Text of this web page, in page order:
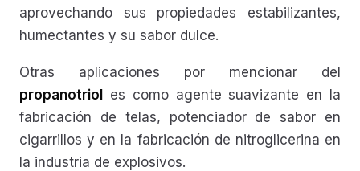
aprovechando sus propiedades estabilizantes,
humectantes y su sabor dulce.
Otras aplicaciones por mencionar del
propanotriol es como agente suavizante en la
fabricación de telas, potenciador de sabor en
cigarrillos y en la fabricación de nitroglicerina en
la industria de explosivos.